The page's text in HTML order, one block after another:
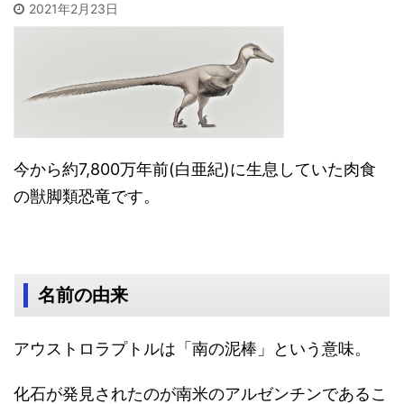
2021年2月23日
今から約7,800万年前(白亜紀)に生息していた肉食
の獣脚類恐竜です。
名前の由来
アウストロラプトルは「南の泥棒」という意味。
化石が発見されたのが南米のアルゼンチンであるこ